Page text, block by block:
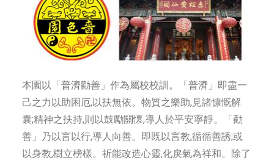
本園以「普濟勸善」作為屬校校訓。「普濟」即盡一
己之力以助困厄,以扶無依。物質之樂助,見諸慷慨解
囊;精神之扶持,則以鼓勵關懷,導人於平安寧靜。「勸
善」乃以言以行,導人向善。即既以言教,循循善誘;或
以身教,樹立榜樣。祈能改造心靈,化戾氣為祥和。除了